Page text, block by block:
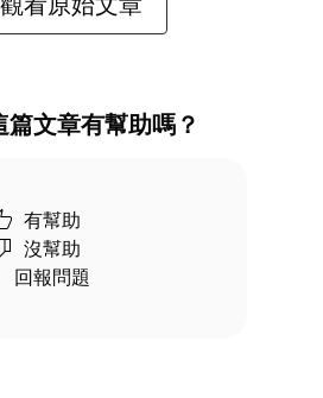
篇文章有幫助嗎？
有幫助
沒幫助
回報問題